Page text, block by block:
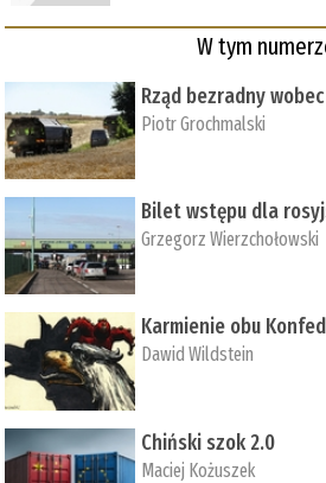
W tym
Rząd bezradny
Piotr Grochmalski
Bilet wstępu dla
Grzegorz Wierzchołowski
Karmienie obu
Dawid Wildstein
Chiński szok 2.0
Maciej Kożuszek